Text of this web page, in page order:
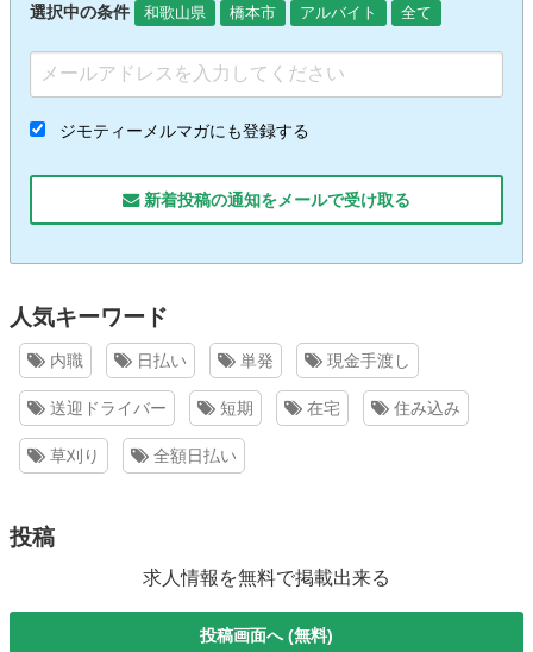
選択中の条件 和歌山県 橋本市 アルバイト 全て
ジモティーメルマガにも登録する
新着投稿の通知をメールで受け取る
人気キーワード
内職 日払い 単発 現金手渡し
送迎ドライバー 短期 在宅 住み込み
草刈り 全額日払い
投稿
求人情報を無料で掲載出来る
投稿画面へ (無料)